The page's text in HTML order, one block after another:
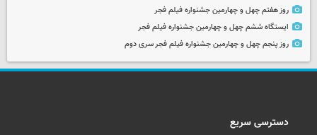
روز هفتم چهل و چهارمین جشنواره فیلم فجر
ایستگاه ششم چهل و چهارمین جشنواره فیلم فجر
روز پنجم چهل و چهارمین جشنواره فیلم فجر سری دوم
دسترسی سریع